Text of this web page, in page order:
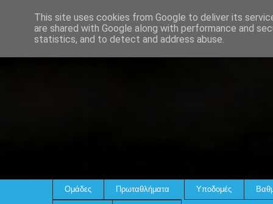
Ομάδες Πρωταθλήματα Υποδομές
This site uses cookies from Google to deliver its
are shared with Google along with performance and
statistics, and to detect and address abuse.